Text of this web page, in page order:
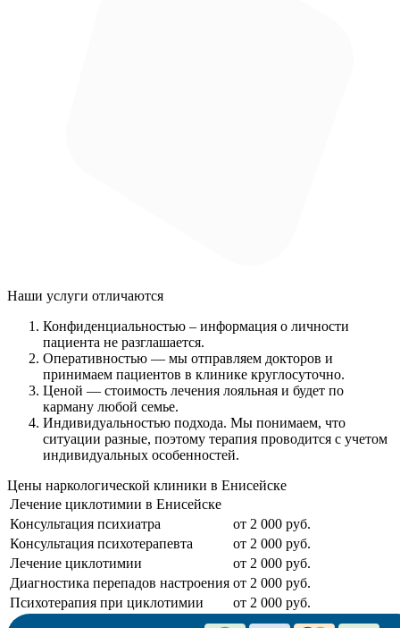
Наши услуги отличаются
Конфиденциальностью – информация о личности
пациента не разглашается.
Оперативностью — мы отправляем докторов и
принимаем пациентов в клинике круглосуточно.
Ценой — стоимость лечения лояльная и будет по
карману любой семье.
Индивидуальностью подхода. Мы понимаем, что
ситуации разные, поэтому терапия проводится с учетом
индивидуальных особенностей.
Цены наркологической клиники в Енисейске
Лечение циклотимии в Енисейске
Консультация психиатра
от 2 000 руб.
Консультация психотерапевта
от 2 000 руб.
Лечение циклотимии
от 2 000 руб.
Диагностика перепадов настроения от 2 000 руб.
Психотерапия при циклотимии
от 2 000 руб.